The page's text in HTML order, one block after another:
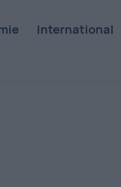
International